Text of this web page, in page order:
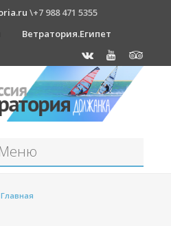
\+7 988 471 5355
Ветратория.Египет
Меню
Главная